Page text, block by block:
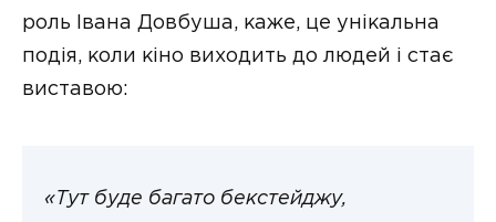
роль Івана Довбуша, каже, це унікальна
подія, коли кіно виходить до людей і стає
виставою:
«Тут буде багато бекстейджу,